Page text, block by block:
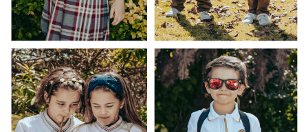
Encuentra aquí más sobre el nuevo proyecto de
Uniforma
INFORMACIÓN ADICIONAL